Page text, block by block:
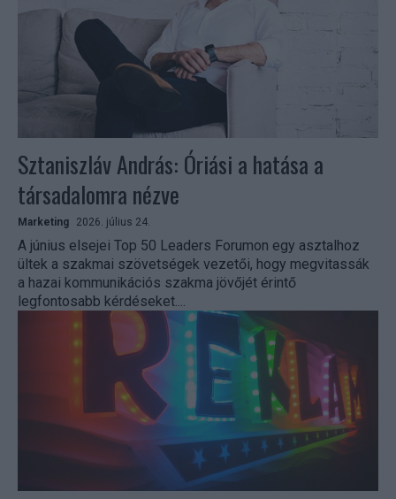
Sztaniszláv András: Óriási a hatása a
társadalomra nézve
Marketing 2026. július 24.
A június elsejei Top 50 Leaders Forumon egy asztalhoz
ültek a szakmai szövetségek vezetői, hogy megvitassák
a hazai kommunikációs szakma jövőjét érintő
legfontosabb kérdéseket....